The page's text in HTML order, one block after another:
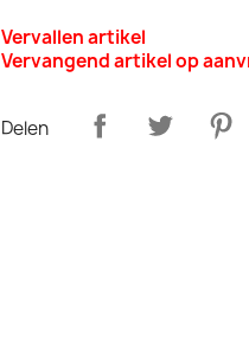
Vervallen artikel
Vervangend artikel op
Delen